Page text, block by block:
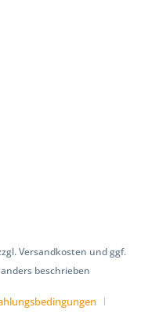
Versandkosten und ggf.
beschrieben